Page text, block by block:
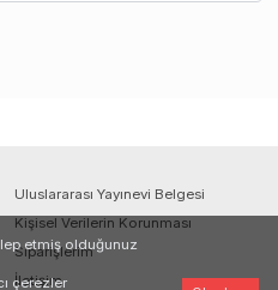
Uluslararası Yayınevi Belgesi
Kişisel Verilerin Korunması
Siparişlerim
İletişim
etmiş olduğunuz
çerezler